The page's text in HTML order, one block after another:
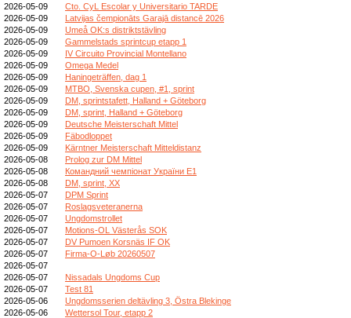
2026-05-09
Cto. CyL Escolar y Universitario TARDE
2026-05-09
Latvijas čempionāts Garajā distancē 2026
2026-05-09
Umeå OK:s distriktstävling
2026-05-09
Gammelstads sprintcup etapp 1
2026-05-09
IV Circuito Provincial Montellano
2026-05-09
Omega Medel
2026-05-09
Haningeträffen, dag 1
2026-05-09
MTBO, Svenska cupen, #1, sprint
2026-05-09
DM, sprintstafett, Halland + Göteborg
2026-05-09
DM, sprint, Halland + Göteborg
2026-05-09
Deutsche Meisterschaft Mittel
2026-05-09
Fäbodloppet
2026-05-09
Kärntner Meisterschaft Mitteldistanz
2026-05-08
Prolog zur DM Mittel
2026-05-08
Командний чемпіонат України E1
2026-05-08
DM, sprint, XX
2026-05-07
DPM Sprint
2026-05-07
Roslagsveteranerna
2026-05-07
Ungdomstrollet
2026-05-07
Motions-OL Västerås SOK
2026-05-07
DV Pumoen Korsnäs IF OK
2026-05-07
Firma-O-Løb 20260507
2026-05-07
2026-05-07
Nissadals Ungdoms Cup
2026-05-07
Test 81
2026-05-06
Ungdomsserien deltävling 3, Östra Blekinge
2026-05-06
Wettersol Tour, etapp 2